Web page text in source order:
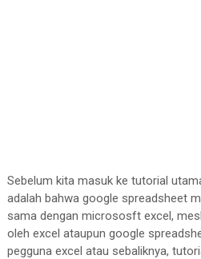
Sebelum kita masuk ke tutorial
adalah bahwa google spreadsheet
sama dengan micrososft excel,
oleh excel ataupun google
pegguna excel atau sebaliknya,